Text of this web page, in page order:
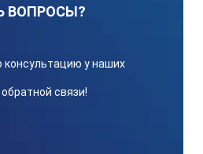
8:1. Чем ближе Вы
тем меньше пятно
ВОПРОСЫ?
консультацию у наших
связи!